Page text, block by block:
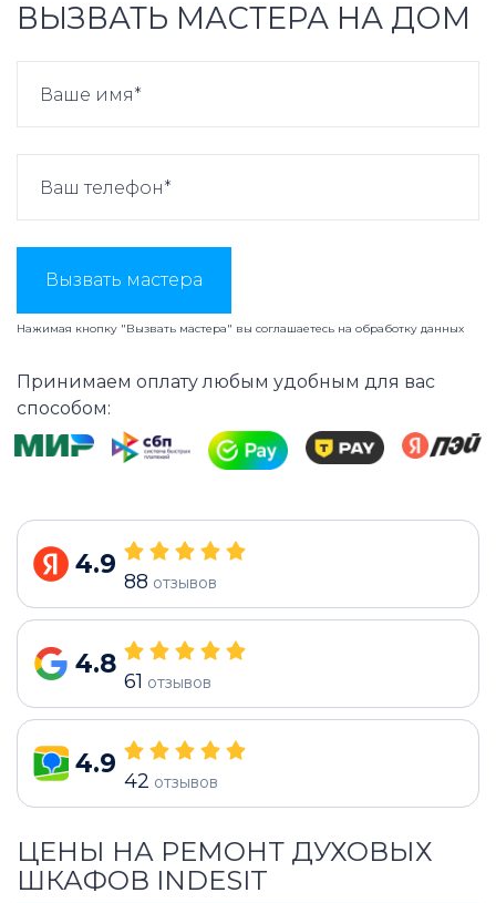
ВЫЗВАТЬ МАСТЕРА НА ДОМ
Вызвать мастера
Нажимая кнопку "Вызвать мастера" вы соглашаетесь на обработку данных
Принимаем оплату любым удобным для вас
способом:
4.9
88 отзывов
4.8
61 отзывов
4.9
42 отзывов
ЦЕНЫ НА РЕМОНТ ДУХОВЫХ
ШКАФОВ INDESIT